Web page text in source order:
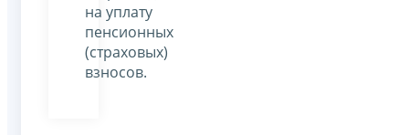
на уплату
пенсионных
(страховых)
взносов.